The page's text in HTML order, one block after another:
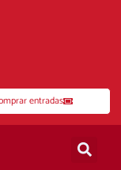
entradas